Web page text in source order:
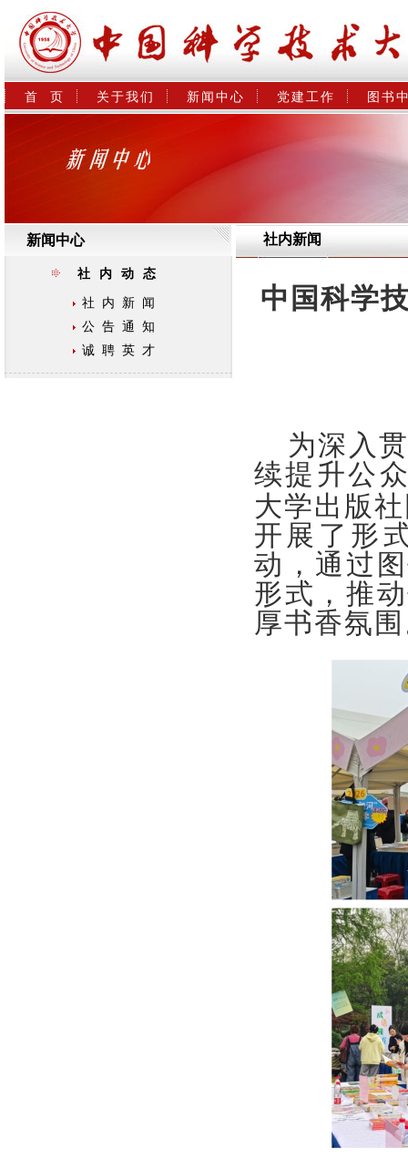
首  页 关于我们 新闻中心 党建工作 图书
新闻中心
社内动态
社内新闻
公告通知
诚聘英才
社内新闻
中国科学
为深入
续提升公
大学出版
开展了形
动，通过
形式，推
厚书香氛